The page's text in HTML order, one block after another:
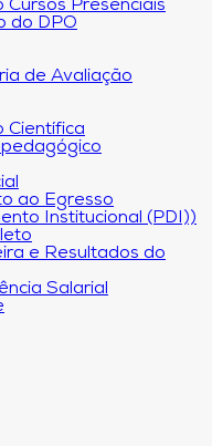
Presenciais
do DPO
de Avaliação
Científica
ao Egresso
Institucional (PDI))
e Resultados do
Salarial